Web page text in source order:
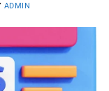
ADMIN